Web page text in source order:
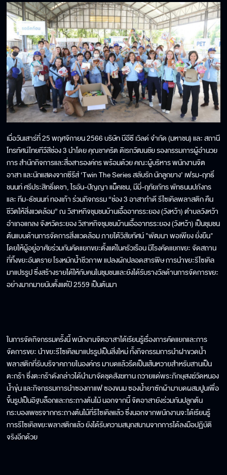
เมื่อวันเสาร์ที่ 25 พฤศจิกายน 2566 บริษัท บีอีซี เวิลด์ จำกัด (มหาชน) และ สถานี
โทรทัศน์ไทยทีวีสีช่อง 3 นำโดย คุณชาคริต ดิเรกวัฒนชัย รองกรรมการผู้อำนวย
การ สำนักกิจการและสื่อสารองค์กร พร้อมด้วย คณะผู้บริหาร พนักงานจิต
อาสา และนักแสดงจากซีรีส์ ‘Twin The Series สลับรัก นักลูกยาง’ เฟรม-ฤทธิ์
ชนนท์ ศรีประสิทธิ์เดชา, ไรอัน-ปัญญา แม็คเชน, มีมี่-ฤทัยภัทร พัทธนนปภังกร
และ ทีม-ธัชนนท์ ทองเภ้า ร่วมกิจกรรม “ช่อง 3 อาสาทำดี รีไซเคิลพลาสติก คืน
ชีวิตให้สิ่งแวดล้อม” ณ วิสาหกิจชุมชนบ้านเอื้ออาทรระยอง (วังหว้า) ตำบลวังหว้า
อำเภอแกลง จังหวัดระยอง วิสาหกิจชุมชนบ้านเอื้ออาทรระยอง (วังหว้า) เป็นชุมชน
ต้นแบบด้านการจัดการสิ่งแวดล้อม ภายใต้วิสัยทัศน์ "พัฒนา พอเพียง ยั่งยืน"
โดยให้ผู้อยู่อาศัยร่วมกันคัดแยกขยะตั้งแต่ในครัวเรือน มีโรงคัดแยกขยะ จัดสถาน
ที่ทิ้งขยะอันตราย โรงหมักน้ำชีวภาพ แปลงผักปลอดสารพิษ การนำขยะรีไซเคิล
มาแปรรูป ซึ่งสร้างรายได้ให้กับคนในชุมชนและยังได้รับรางวัลด้านการจัดการขยะ
อย่างมากมายนับตั้งแต่ปี 2559 เป็นต้นมา
ในการจัดกิจกรรมครั้งนี้ พนักงานจิตอาสาได้เรียนรู้เรื่องการคัดแยกและการ
จัดการขยะ นำขยะรีไซเคิลมาแปรรูปเป็นสิ่งใหม่ ทั้งกิจกรรมการนำฝาขวดน้ำ
พลาสติกที่รับบริจาคภายในองค์กร มาบดแล้วรีดเป็นเส้นหวายสำหรับสานเป็น
ตะกร้า ซึ่งตะกร้าดังกล่าวได้นำมาจัดชุดสังฆทาน ถวายแด่พระภิกษุสงฆ์วัดหนอง
น้ำขุ่น และกิจกรรมการนำซองกาแฟ ซองขนม ซองน้ำยาซักผ้ามาบดผสมปูนเพื่อ
ขึ้นรูปเป็นอิฐบล็อกและกระถางต้นไม้ นอกจากนี้ จิตอาสายังร่วมกันปลูกต้น
กระบองเพชรจากกระถางต้นไม้ที่รีไซเคิลแล้ว ซึ่งนอกจากพนักงานจะได้เรียนรู้
การรีไซเคิลขยะพลาสติกแล้ว ยังได้รับความสนุกสนานจากการได้ลงมือปฏิบัติ
จริงอีกด้วย